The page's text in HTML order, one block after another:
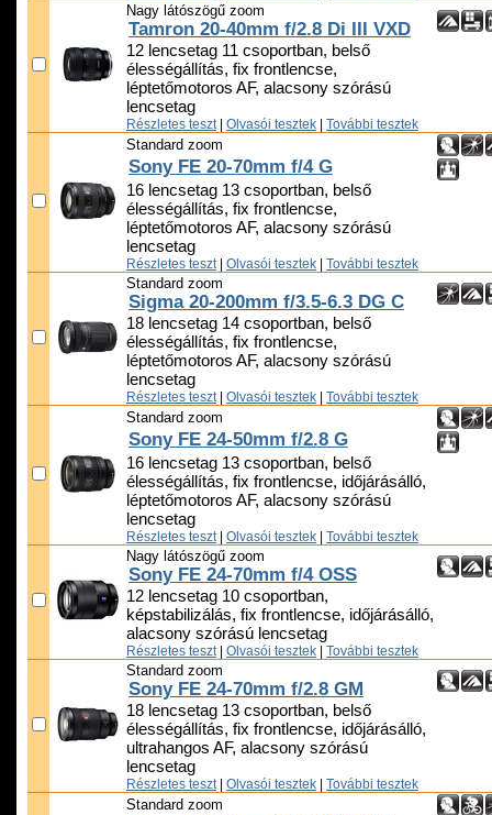
Nagy látószögű zoom
Tamron 20-40mm f/2.8 Di III VXD
12 lencsetag 11 csoportban, belső
élességállítás, fix frontlencse,
léptetőmotoros AF, alacsony szórású
lencsetag
Részletes teszt Olvasói tesztek További tesztek
Standard zoom
Sony FE 20-70mm f/4 G
16 lencsetag 13 csoportban, belső
élességállítás, fix frontlencse,
léptetőmotoros AF, alacsony szórású
lencsetag
Részletes teszt Olvasói tesztek További tesztek
Standard zoom
Sigma 20-200mm f/3.5-6.3 DG C
18 lencsetag 14 csoportban, belső
élességállítás, fix frontlencse,
léptetőmotoros AF, alacsony szórású
lencsetag
Részletes teszt Olvasói tesztek További tesztek
Standard zoom
Sony FE 24-50mm f/2.8 G
16 lencsetag 13 csoportban, belső
élességállítás, fix frontlencse, időjárásálló,
léptetőmotoros AF, alacsony szórású
lencsetag
Részletes teszt Olvasói tesztek További tesztek
Nagy látószögű zoom
Sony FE 24-70mm f/4 OSS
12 lencsetag 10 csoportban,
képstabilizálás, fix frontlencse, időjárásálló,
alacsony szórású lencsetag
Részletes teszt Olvasói tesztek További tesztek
Standard zoom
Sony FE 24-70mm f/2.8 GM
18 lencsetag 13 csoportban, belső
élességállítás, fix frontlencse, időjárásálló,
ultrahangos AF, alacsony szórású
lencsetag
Részletes teszt Olvasói tesztek További tesztek
Standard zoom